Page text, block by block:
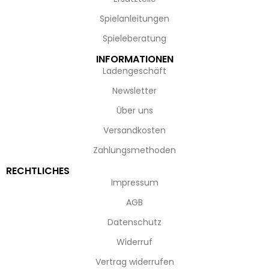
Spielanleitungen
Spieleberatung
INFORMATIONEN
Ladengeschäft
Newsletter
Über uns
Versandkosten
Zahlungsmethoden
RECHTLICHES
Impressum
AGB
Datenschutz
Widerruf
Vertrag widerrufen